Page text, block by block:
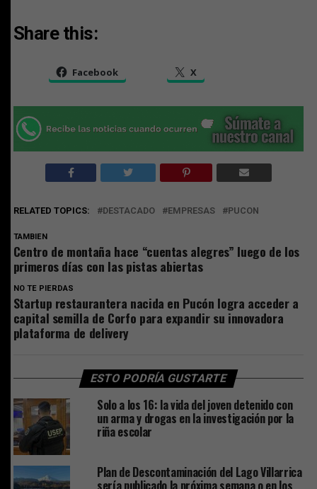
Share this:
Facebook X
RELATED TOPICS: DESTACADO EMPRESAS PUCON
TAMBIEN
Centro de montaña hace “cuentas alegres” luego de los
primeros días con las pistas abiertas
NO TE PIERDAS
Startup restaurantera nacida en Pucón logra acceder a
capital semilla de Corfo para expandir su innovadora
plataforma de delivery
ESTO PODRÍA GUSTARTE
Solo a los 16: la vida del joven detenido con
un arma y drogas en la investigación por la
riña escolar
Plan de Descontaminación del Lago Villarrica
sería publicado la próxima semana o en los